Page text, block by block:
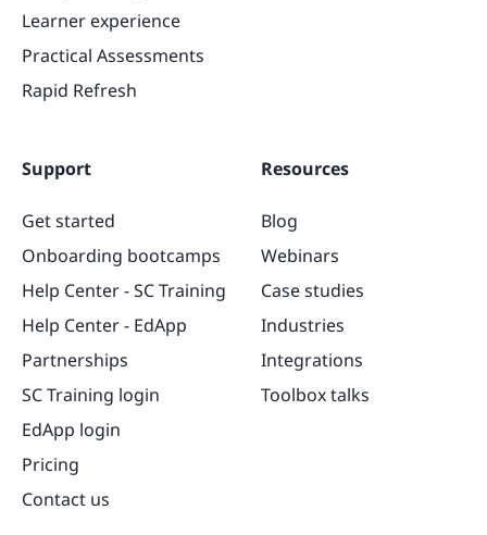
Learner experience
Practical Assessments
Rapid Refresh
Support
Get started
Onboarding bootcamps
Help Center - SC Training
Help Center - EdApp
Partnerships
SC Training login
EdApp login
Pricing
Contact us
Resources
Blog
Webinars
Case studies
Industries
Integrations
Toolbox talks